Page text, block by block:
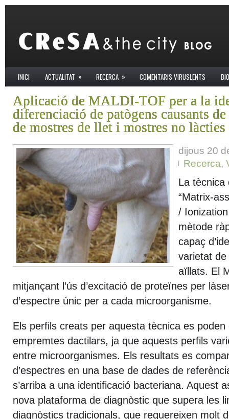
INICI ACTUALITAT » RECERCA » COMENTARIS VIRUSLENTS
Aplicació de MALDI-TOF per a la
diferenciació de patògens causants
de mostres de llet i mostres no làcties
dijous 20
Recerca,
La
“Matrix-
/
mètode
capaç
varietat
aïllats. El
mitjançant l’ús d’excitació de proteïnes per
d’espectre únic per a cada microorganisme.
Els perfils creats per aquesta tècnica es
empremtes dactilars, ja que aquests perfils
entre microorganismes. Els resultats es
d’espectres en una base de dades de
s’arriba a una identificació bacteriana. Aquest
nova plataforma de diagnòstic que supera les
diagnòstics tradicionals, que requereixen molt